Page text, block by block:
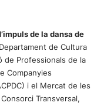
de la dansa de
de Cultura
de Professionals de la
Companyies
i el Mercat de les
Transversal,